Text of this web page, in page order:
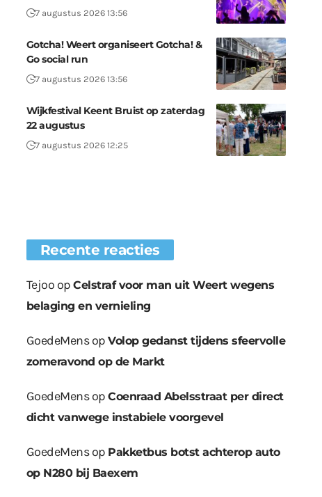
7 augustus 2026 13:56
Gotcha! Weert organiseert Gotcha! &
Go social run
7 augustus 2026 13:56
Wijkfestival Keent Bruist op zaterdag
22 augustus
7 augustus 2026 12:25
Recente reacties
Tejoo opCelstraf voor man uit Weert wegens
belaging en vernieling
GoedeMensopVolop gedanst tijdens sfeervolle
zomeravond op de Markt
GoedeMensopCoenraad Abelsstraat per direct
dicht vanwege instabiele voorgevel
GoedeMensop Pakketbus botst achterop auto
op N280 bij Baexem